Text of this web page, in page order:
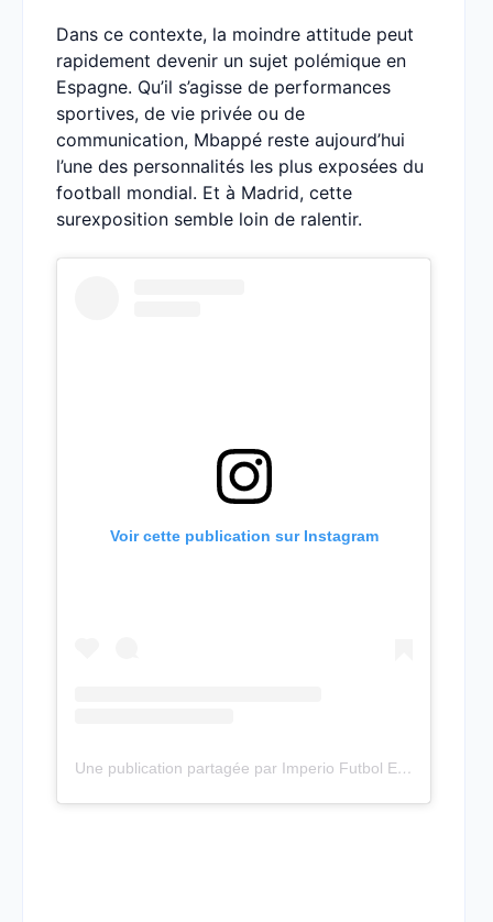
Dans ce contexte, la moindre attitude peut
rapidement devenir un sujet polémique en
Espagne. Qu’il s’agisse de performances
sportives, de vie privée ou de
communication, Mbappé reste aujourd’hui
l’une des personnalités les plus exposées du
football mondial. Et à Madrid, cette
surexposition semble loin de ralentir.
Voir cette publication sur Instagram
Une publication partagée par Imperio Futbol EC (@imperiofutbolec)